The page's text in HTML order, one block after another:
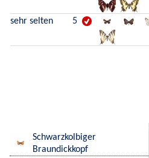
sehr selten 5
Schwarzkolbiger
Braundickkopf